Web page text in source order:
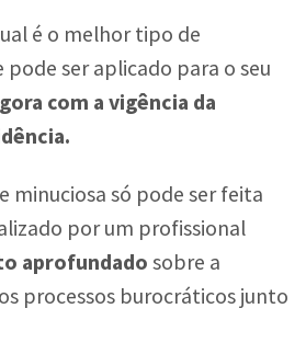
é o melhor tipo de
ser aplicado para o seu
com a vigência da
.
minuciosa só pode ser feita
por um profissional
aprofundado sobre a
processos burocráticos junto